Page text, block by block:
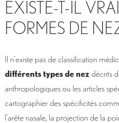
EXISTE-T-IL
FORMES DE
Il n’existe pas de classification
différents types de nez décrits
anthropologiques ou les articles
cartographier des spécificités
l'arête nasale, la projection de la